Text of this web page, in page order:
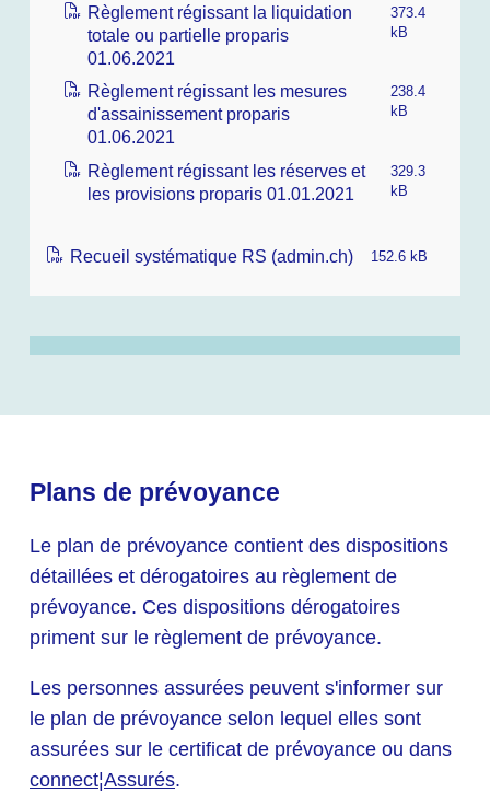
Règlement régissant la liquidation
totale ou partielle proparis
01.06.2021
373.4
kB
Règlement régissant les mesures
d'assainissement proparis
01.06.2021
238.4
kB
Règlement régissant les réserves et
les provisions proparis 01.01.2021
329.3
kB
Recueil systématique RS (admin.ch) 152.6 kB
Plans de prévoyance
Le plan de prévoyance contient des dispositions
détaillées et dérogatoires au règlement de
prévoyance. Ces dispositions dérogatoires
priment sur le règlement de prévoyance.
Les personnes assurées peuvent s'informer sur
le plan de prévoyance selon lequel elles sont
assurées sur le certificat de prévoyance ou dans
connect¦Assurés.